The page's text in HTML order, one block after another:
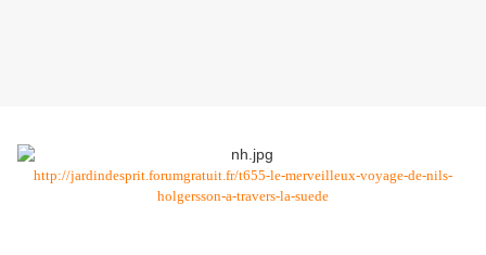
http://jardindesprit.forumgratuit.fr/t655-le-merveilleux-voyage-de-nils-
holgersson-a-travers-la-suede